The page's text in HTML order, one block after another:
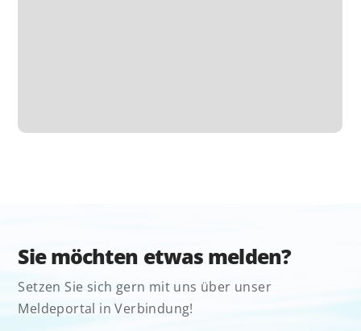
Sie möchten etwas melden?
Setzen Sie sich gern mit uns über unser
Meldeportal in Verbindung!